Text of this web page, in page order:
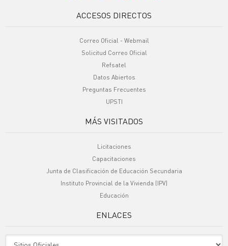
ACCESOS DIRECTOS
Correo Oficial - Webmail
Solicitud Correo Oficial
Refsatel
Datos Abiertos
Preguntas Frecuentes
UPSTI
MÁS VISITADOS
Licitaciones
Capacitaciones
Junta de Clasificación de Educación Secundaria
Instituto Provincial de la Vivienda (IPV)
Educación
ENLACES